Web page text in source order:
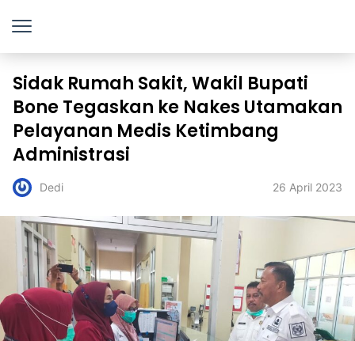
Sidak Rumah Sakit, Wakil Bupati
Bone Tegaskan ke Nakes Utamakan
Pelayanan Medis Ketimbang
Administrasi
Dedi 26 April 2023